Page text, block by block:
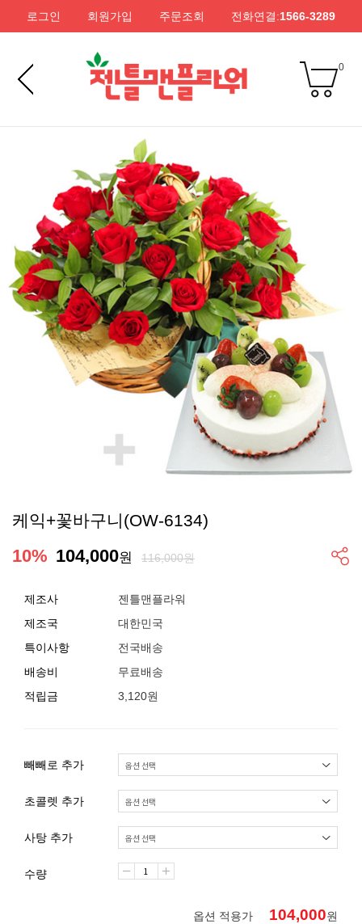
로그인 회원가입 주문조회 전화연결:1566-3289
0
케익+꽃바구니(OW-6134)
10% 104,000원 116,000원
제조사
젠틀맨플라워
제조국
대한민국
특이사항
전국배송
배송비
무료배송
적립금
3,120원
빼빼로 추가
초콜렛 추가
사탕 추가
수량
옵션 적용가 104,000원